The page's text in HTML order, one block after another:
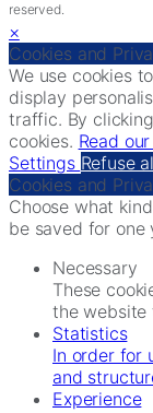
reserved.
×
Cookies and
We use cookies
display
traffic. By
cookies. Read
Settings Refuse
Cookies and
Choose what
be saved for one
Necessary
These
the website
Statistics
In order for
and
Experience